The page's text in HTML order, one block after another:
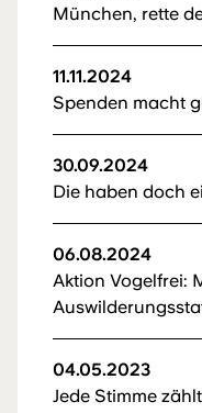
München, rette
11.11.2024
Spenden macht
30.09.2024
Die haben doch
06.08.2024
Aktion Vogelfrei:
04.05.2023
Jede Stimme zählt